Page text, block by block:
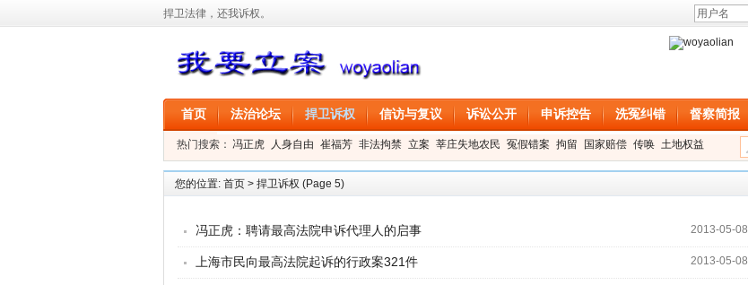
捍卫法律，还我诉权。
首页 法治论坛 捍卫诉权 信访与复议 诉讼公开 申诉控告 洗冤纠错 督察简报
热门搜索： 冯正虎 人身自由 崔福芳 非法拘禁 立案 莘庄失地农民 冤假错案 拘留 国家赔偿 传唤 土地权益
叶剑 刑事拘留 信息公开 叶桂香
您的位置: 首页 > 捍卫诉权 (Page 5)
冯正虎：聘请最高法院申诉代理人的启事 2013-05-08
上海市民向最高法院起诉的行政案321件 2013-05-08